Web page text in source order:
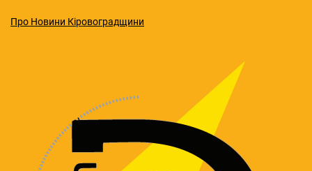
Про Новини Кіровоградщини